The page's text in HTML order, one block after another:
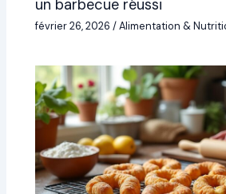
un barbecue réussi
février 26, 2026/Alimentation &